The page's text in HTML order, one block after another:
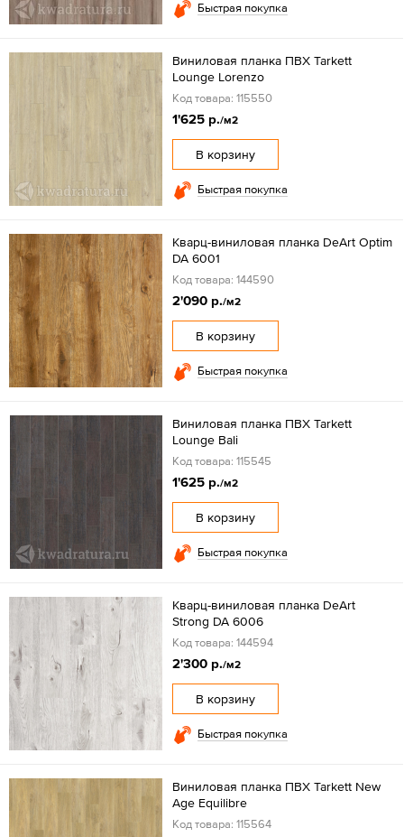
Быстрая покупка
Виниловая планка ПВХ Tarkett
Lounge Lorenzo
Код товара: 115550
1'625 р./м2
В корзину
Быстрая покупка
Кварц-виниловая планка DeArt Optim
DA 6001
Код товара: 144590
2'090 р./м2
В корзину
Быстрая покупка
Виниловая планка ПВХ Tarkett
Lounge Bali
Код товара: 115545
1'625 р./м2
В корзину
Быстрая покупка
Кварц-виниловая планка DeArt
Strong DA 6006
Код товара: 144594
2'300 р./м2
В корзину
Быстрая покупка
Виниловая планка ПВХ Tarkett New
Age Equilibre
Код товара: 115564